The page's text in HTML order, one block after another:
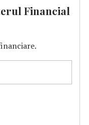
Financial